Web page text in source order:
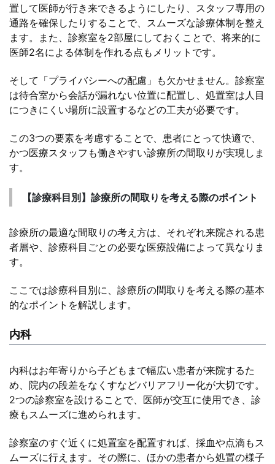
置して医師が行き来できるようにしたり、スタッフ専用の
通路を確保したりすることで、スムーズな診療体制を整え
ます。また、診察室を2部屋にしておくことで、将来的に
医師2名による体制を作れる点もメリットです。
そして「プライバシーへの配慮」も欠かせません。診察室
は待合室から会話が漏れない位置に配置し、処置室は人目
につきにくい場所に設置するなどの工夫が必要です。
この3つの要素を考慮することで、患者にとって快適で、
かつ医療スタッフも働きやすい診療所の間取りが実現しま
す。
【診療科目別】診療所の間取りを考える際のポイント
診療所の最適な間取りの考え方は、それぞれ来院される患
者層や、診療科目ごとの必要な医療設備によって異なりま
す。
ここでは診療科目別に、診療所の間取りを考える際の基本
的なポイントを解説します。
内科
内科はお年寄りから子どもまで幅広い患者が来院するた
め、院内の段差をなくすなどバリアフリー化が大切です。
2つの診察室を設けることで、医師が交互に使用でき、診
療もスムーズに進められます。
診察室のすぐ近くに処置室を配置すれば、採血や点滴もス
ムーズに行えます。その際に、ほかの患者から処置の様子